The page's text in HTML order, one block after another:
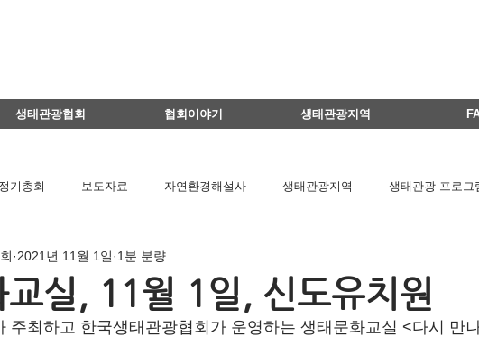
생태관광협회 협회이야기 생태관광지역
기총회 보도자료 자연환경해설사 생태관광지역 생태관광 프로그
이달의 생태관광지
설팅 연구용역관련 아카데미 간담회 기타 책 소개
교실, 11월 1일, 신도유치원
2021년 11월 1일 1분 분량
주최하고 한국생태관광협회가 운영하는 생태문화교실 <다시 만